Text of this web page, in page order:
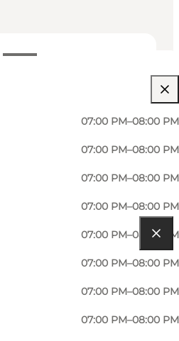
07:00 PM–08:00 PM
07:00 PM–08:00 PM
07:00 PM–08:00 PM
07:00 PM–08:00 PM
07:00 PM–08:00 PM
07:00 PM–08:00 PM
07:00 PM–08:00 PM
07:00 PM–08:00 PM